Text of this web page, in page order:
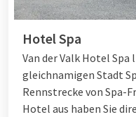
Hotel Spa
Van der Valk Hotel
gleichnamigen Stadt
Rennstrecke von Spa-
Hotel aus haben Sie